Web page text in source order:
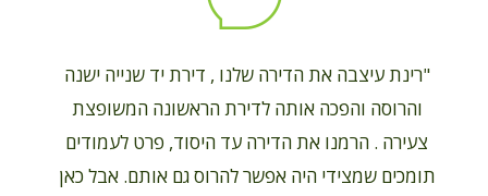
"רינת עיצבה את הדירה שלנו , דירת יד שנייה ישנה
והרוסה והפכה אותה לדירת הראשונה המשופצת
צעירה . הרמנו את הדירה עד היסוד, פרט לעמודים
תומכים שמצידי היה אפשר להרוס גם אותם. אבל כאן